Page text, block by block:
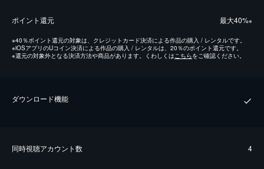
ポイント還元 最⼤40%※
※40％ポイント還元の対象は、クレジットカード決済による作品の購入 / レンタルです。
※iOSアプリのUコイン決済による作品の購入 / レンタルは、20％のポイント還元です。
※還元の対象外となる決済方法や商品があります。くわしくはこちらをご確認ください。
ダウンロード機能
同時視聴アカウント数 4